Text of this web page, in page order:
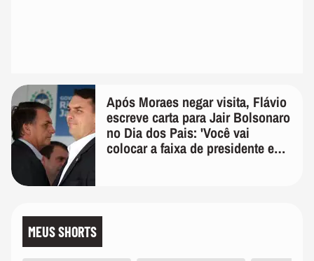
Após Moraes negar visita, Flávio
escreve carta para Jair Bolsonaro
no Dia dos Pais: 'Você vai
colocar a faixa de presidente em
MEUS SHORTS